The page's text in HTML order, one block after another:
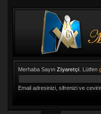
Merhaba Sayın Ziyaretçi. Lütfen
Email adresinizi, sifrenizi ve